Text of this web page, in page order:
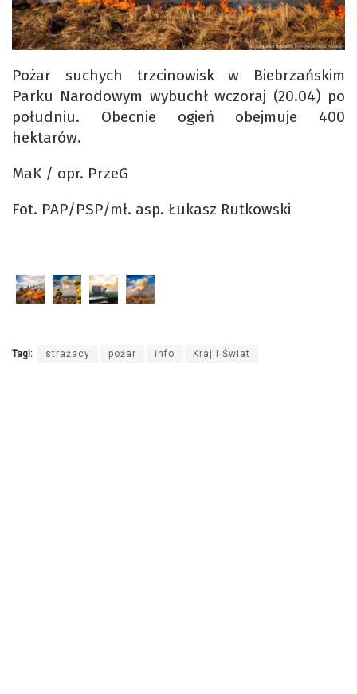
Pożar suchych trzcinowisk w Biebrzańskim
Parku Narodowym wybuchł wczoraj (20.04) po
południu. Obecnie ogień obejmuje 400
hektarów.
MaK / opr. PrzeG
Fot. PAP/PSP/mł. asp. Łukasz Rutkowski
Tagi: strażacy pożar info Kraj i Świat